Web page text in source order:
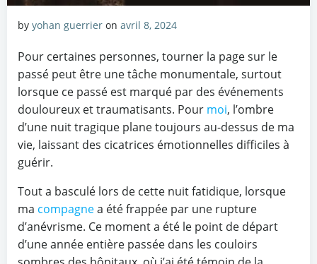
by yohan guerrier on avril 8, 2024
Pour certaines personnes, tourner la page sur le
passé peut être une tâche monumentale, surtout
lorsque ce passé est marqué par des événements
douloureux et traumatisants. Pour moi, l’ombre
d’une nuit tragique plane toujours au-dessus de ma
vie, laissant des cicatrices émotionnelles difficiles à
guérir.
Tout a basculé lors de cette nuit fatidique, lorsque
ma compagnea été frappée par une rupture
d’anévrisme. Ce moment a été le point de départ
d’une année entière passée dans les couloirs